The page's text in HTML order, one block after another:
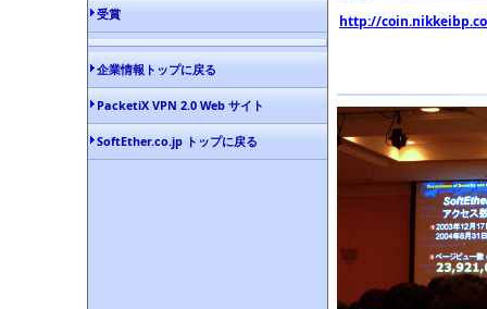
受賞
企業情報トップに戻る
PacketiX VPN 2.0 Web サイト
SoftEther.co.jp トップに戻る
http://